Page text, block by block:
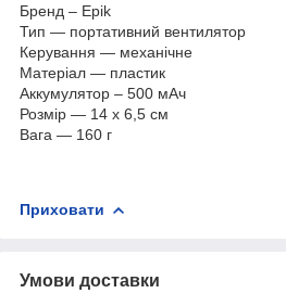
Бренд – Epik
Тип — портативний вентилятор
Керування — механічне
Матеріал — пластик
Аккумулятор – 500 мАч
Розмір — 14 х 6,5 см
Вага — 160 г
Приховати
Умови доставки